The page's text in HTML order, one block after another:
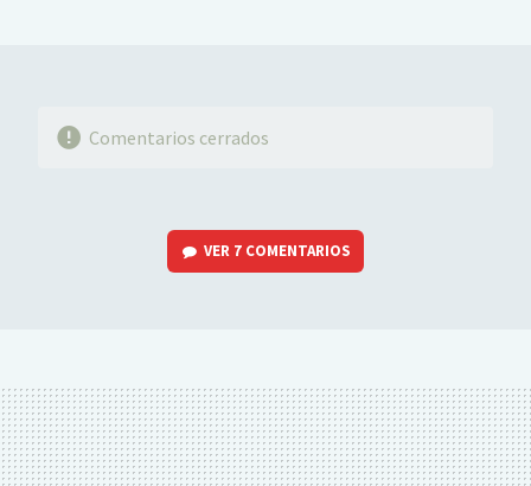
Comentarios cerrados
VER 7 COMENTARIOS